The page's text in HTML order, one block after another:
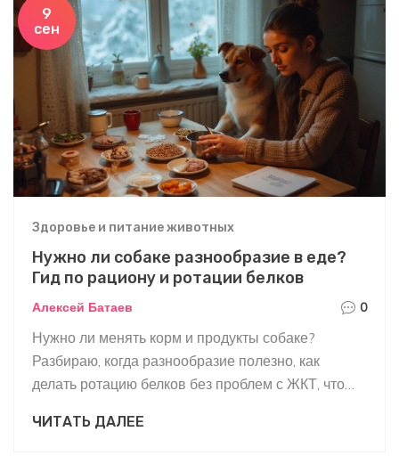
9
сен
Здоровье и питание животных
Нужно ли собаке разнообразие в еде?
Гид по рациону и ротации белков
Алексей Батаев 0
Нужно ли менять корм и продукты собаке?
Разбираю, когда разнообразие полезно, как
делать ротацию белков без проблем с ЖКТ, что
ЧИТАТЬ ДАЛЕЕ